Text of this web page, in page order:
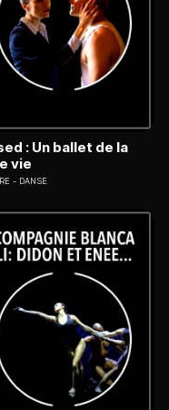
: Un ballet de la
vie
DANSE